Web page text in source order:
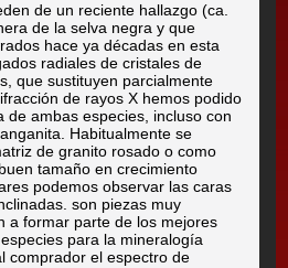
de un reciente hallazgo (ca.
de la selva negra y que
hace ya décadas en esta
radiales de cristales de
que sustituyen parcialmente
de rayos X hemos podido
de ambas especies, incluso con
Habitualmente se
de granito rosado o como
tamaño en crecimiento
podemos observar las caras
son piezas muy
a formar parte de los mejores
para la mineralogía
comprador el espectro de